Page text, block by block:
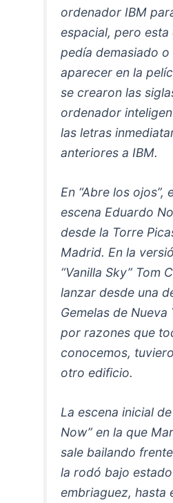
ordenador IBM
espacial, pero esta
pedía demasiado o
aparecer en la
se crearon las
ordenador
las letras
anteriores a IBM.
En “Abre los ojos”,
escena Eduardo
desde la Torre
Madrid. En la
“Vanilla Sky” Tom
lanzar desde una
Gemelas de Nueva
por razones que
conocemos,
otro edificio.
La escena inicial
Now” en la que
sale bailando
la rodó bajo
embriaguez, hasta